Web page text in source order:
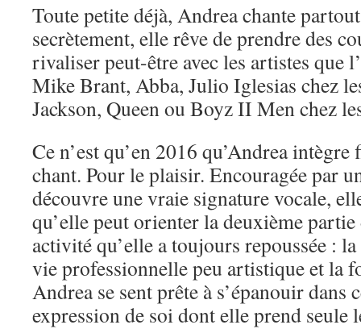
Toute petite déjà, Andrea chante
secrètement, elle rêve de prendre des
rivaliser peut-être avec les artistes que
Mike Brant, Abba, Julio Iglesias chez
Jackson, Queen ou Boyz II Men chez
Ce n’est qu’en 2016 qu’Andrea
chant. Pour le plaisir. Encouragée par
découvre une vraie signature vocale,
qu’elle peut orienter la deuxième partie
activité qu’elle a toujours repoussée :
vie professionnelle peu artistique et la
Andrea se sent prête à s’épanouir dans
expression de soi dont elle prend seule